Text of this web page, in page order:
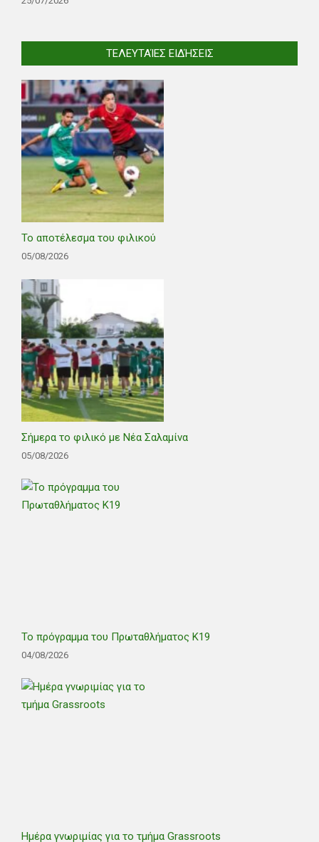
ΤΕΛΕΥΤΑΊΕΣ ΕΙΔΉΣΕΙΣ
Το αποτέλεσμα του φιλικού
05/08/2026
Σήμερα το φιλικό με Νέα Σαλαμίνα
05/08/2026
Το πρόγραμμα του Πρωταθλήματος Κ19
04/08/2026
Ημέρα γνωριμίας για το τμήμα Grassroots